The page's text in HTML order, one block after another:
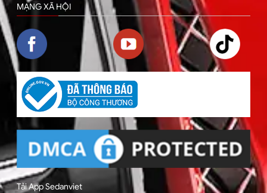
MẠNG XÃ HỘI
Tải App Sedanviet